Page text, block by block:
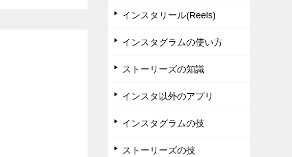
インスタリール(Reels)
インスタグラムの使い方
ストーリーズの知識
インスタ以外のアプリ
インスタグラムの技
ストーリーズの技